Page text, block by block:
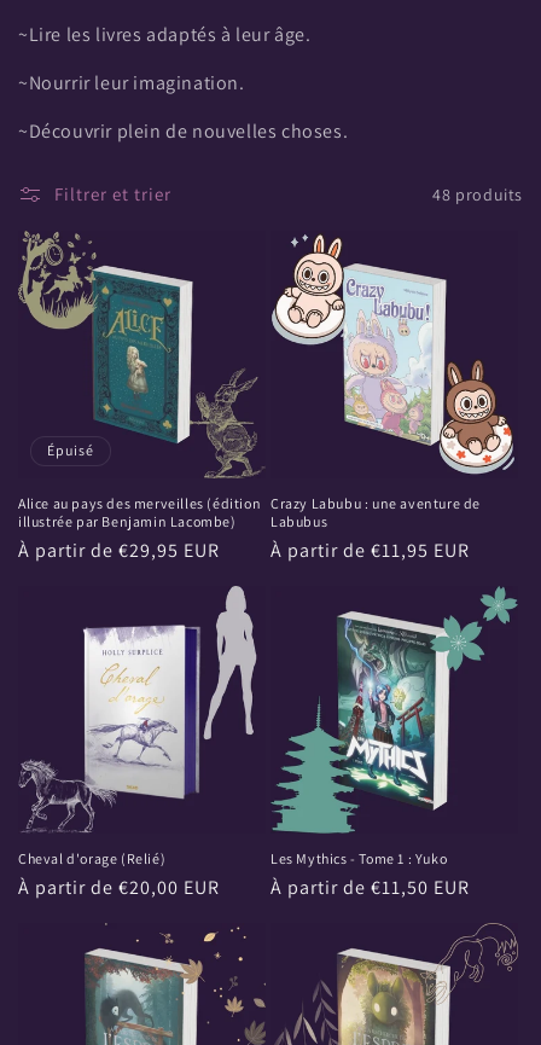
~Lire les livres adaptés à leur âge.
~Nourrir leur imagination.
~Découvrir plein de nouvelles choses.
Filtrer et trier 48 produits
Épuisé
Alice au pays des merveilles (édition
illustrée par Benjamin Lacombe)
Prix
À partir de €29,95 EUR
Crazy Labubu : une aventure de
Labubus
Prix
À partir de €11,95 EUR
Cheval d'orage (Relié)
Prix
À partir de €20,00 EUR
Les Mythics - Tome 1 : Yuko
Prix
À partir de €11,50 EUR